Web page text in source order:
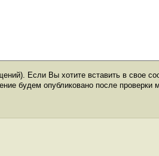
Если Вы хотите вставить в свое
будем опубликовано после проверки